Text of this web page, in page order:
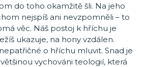
do toho okamžitě šli. Na jeho
nejspíš ani nevzpomněli – to
věc. Náš postoj k hříchu je
ukazuje, na hony vzdálen.
o hříchu mluvit. Snad je
vychováni teologií, která